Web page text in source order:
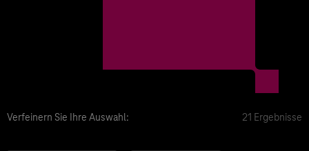
Verfeinern Sie Ihre Auswahl: 21 Ergebnisse